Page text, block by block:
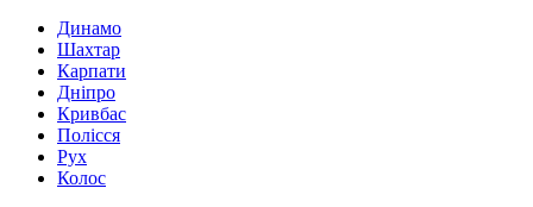
Динамо
Шахтар
Карпати
Дніпро
Кривбас
Полісся
Рух
Колос